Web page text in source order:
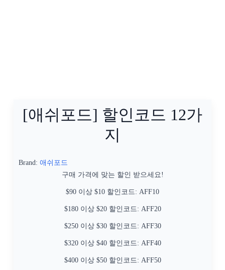
[애쉬포드] 할인코드 12가
지
Brand: 애쉬포드
구매 가격에 맞는 할인 받으세요!
$90 이상 $10 할인코드: AFF10
$180 이상 $20 할인코드: AFF20
$250 이상 $30 할인코드: AFF30
$320 이상 $40 할인코드: AFF40
$400 이상 $50 할인코드: AFF50